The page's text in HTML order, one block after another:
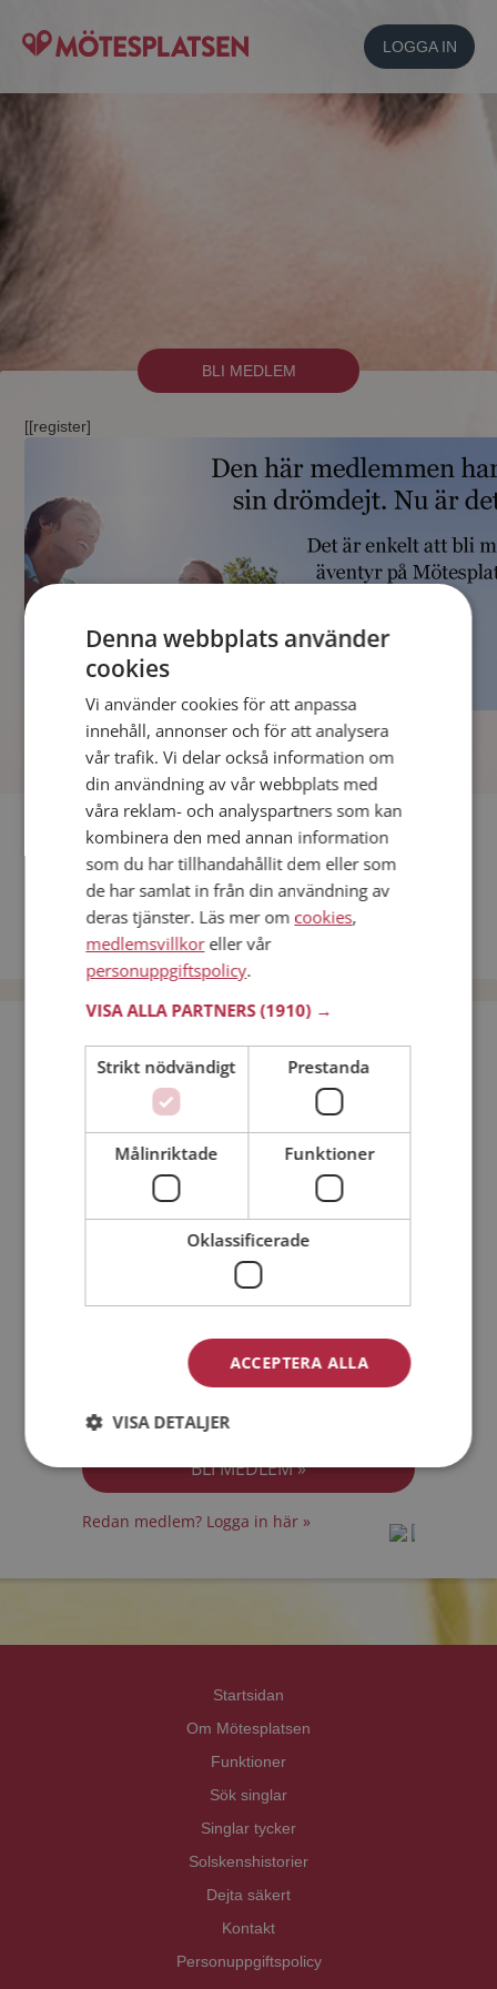
LOGGA IN
BLI MEDLEM
[[register]
Fler singlar
Andra singlar från Stockholm
Dejta män i Sverige
Dejta kvinnor i Sverige
Bli medlem utan kostnad!
Kvinna
Min ålder:
Medlemsvillkoren
Jag accepterarPersonuppgiftspolicyn
Redan medlem? Logga in här »
Startsidan
Om Mötesplatsen
Funktioner
Sök singlar
Singlar tycker
Solskenshistorier
Dejta säkert
Kontakt
Personuppgiftspolicy
Denna webbplats använder
cookies
Vi använder cookies för att anpassa
innehåll, annonser och för att analysera
vår trafik. Vi delar också information om
din användning av vår webbplats med
våra reklam- och analyspartners som kan
kombinera den med annan information
som du har tillhandahållit dem eller som
de har samlat in från din användning av
deras tjänster. Läs mer om cookies,
medlemsvillkoreller vår
personuppgiftspolicy.
VISA ALLA PARTNERS(1910) →
Strikt nödvändigt Prestanda
Målinriktade Funktioner
Oklassificerade
ACCEPTERA ALLA
VISA DETALJER